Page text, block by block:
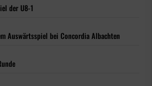
der U8-1
Auswärtsspiel bei Concordia Albachten